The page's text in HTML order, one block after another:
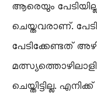
ആരെയും
ചെയ്തവരാണ്.
പേടിക്കേണ്ടത്
ചെയ്തിട്ടില്ല.